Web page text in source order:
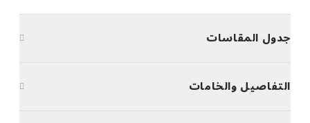
جدول المقاسات
التفاصيل والخامات